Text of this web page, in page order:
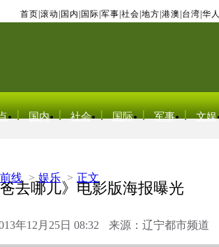
首页 滚动 国内 国际 军事 社会 地方 港澳 台湾 华人
国内 社会 国际 军事 文娱
线 > 娱乐 > 正文
爸去哪儿》电影版海报曝光
年12月25日 08:32 来源：辽宁都市频道